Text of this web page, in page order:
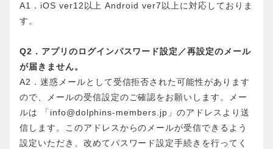
A1．iOS ver12以上 Android ver7以上に対応しておりま
す。
Q2．アプリのログインパスワード設定／再設定のメール
が届きません。
A2．迷惑メールとして受信拒否された可能性があります
ので、メールの受信設定のご確認をお願いします。メー
ルは 「info@dolphins-members.jp」のアドレスより送
信します。このアドレスからのメールが受信できるよう
設定いただき、改めてパスワード設定手続きを行ってく